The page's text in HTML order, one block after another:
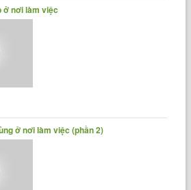
nơi làm việc
ở nơi làm việc (phần 2)